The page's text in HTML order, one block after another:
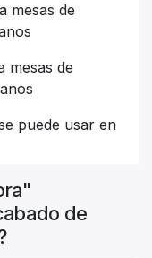
mesas de
mesas de
puede usar en
de